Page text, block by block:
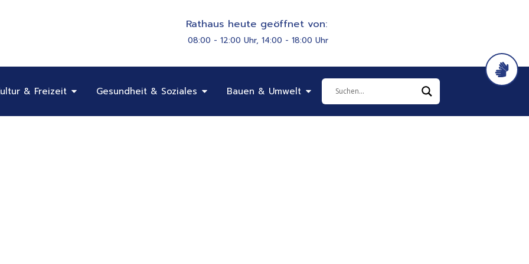
Rathaus heute geöffnet von:
08:00 - 12:00 Uhr, 14:00 - 18:00 Uhr
& Freizeit Öffne Bildung, Kultur & Freizeit
Gesundheit & Soziales Öffne Gesundheit & Soziales
Bauen & Umwelt Öffne Bauen & Umwelt